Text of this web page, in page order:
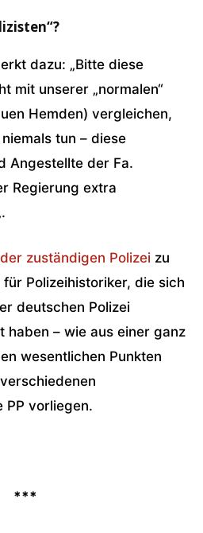
dazu: „Bitte diese
mit unserer „normalen“
Hemden) vergleichen,
tun – diese
Angestellte der Fa.
Regierung extra
zuständigen Polizei zu
Polizeihistoriker, die sich
deutschen Polizei
– wie aus einer ganz
wesentlichen Punkten
PP vorliegen.
***